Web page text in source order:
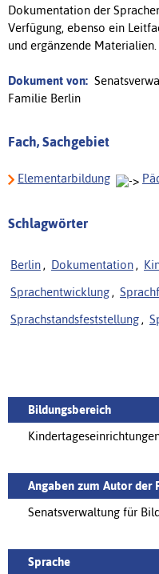
Dokumentation der
Verfügung, ebenso ein
und ergänzende Materialien.
Dokument von:
Familie Berlin
Fach, Sachgebiet
Elementarbildung
Schlagwörter
Berlin , Dokumentation ,
Sprachentwicklung ,
Sprachstandsfeststellung ,
Bildungsbereich
Angaben zum Autor der
Senatsverwaltung für
Sprache